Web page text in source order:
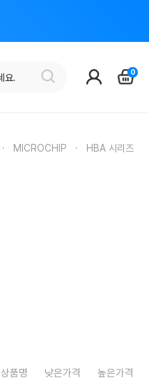
0
· MICROCHIP · HBA 시리즈
상품명 낮은가격 높은가격